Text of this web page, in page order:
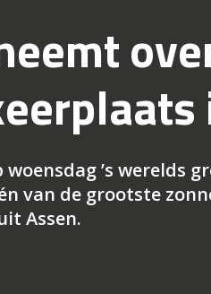
woensdag ’s werelds
van de grootste
Assen.